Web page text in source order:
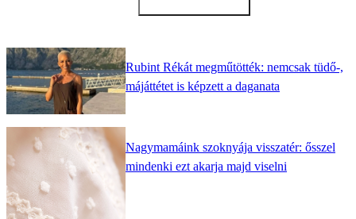
Rubint Rékát megműtötték: nemcsak tüdő-,
májáttétet is képzett a daganata
Nagymamáink szoknyája visszatér: ősszel
mindenki ezt akarja majd viselni